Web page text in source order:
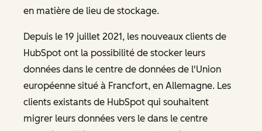
en matière de lieu de stockage.
Depuis le 19 juillet 2021, les nouveaux clients de
HubSpot ont la possibilité de stocker leurs
données dans le centre de données de l'Union
européenne situé à Francfort, en Allemagne. Les
clients existants de HubSpot qui souhaitent
migrer leurs données vers le dans le centre